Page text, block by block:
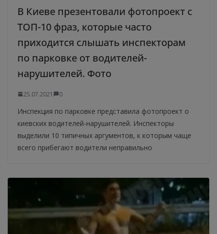
В Киеве презентовали фотопроект с
ТОП-10 фраз, которые часто
приходится слышать инспекторам
по парковке от водителей-
нарушителей. Фото
25.07.2021 0
Инспекция по парковке представила фотопроект о
киевских водителей-нарушителей. Инспекторы
выделили 10 типичных аргументов, к которым чаще
всего прибегают водители неправильно